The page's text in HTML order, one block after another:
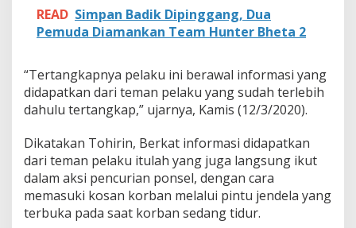
a
n
m
b
a
M
a
s
u
B
READ Simpan Badik Dipinggang, Dua
Pemuda Diamankan Team Hunter Bheta 2
“Tertangkapnya pelaku ini berawal informasi yang
didapatkan dari teman pelaku yang sudah terlebih
dahulu tertangkap,” ujarnya, Kamis (12/3/2020).
Dikatakan Tohirin, Berkat informasi didapatkan
dari teman pelaku itulah yang juga langsung ikut
dalam aksi pencurian ponsel, dengan cara
memasuki kosan korban melalui pintu jendela yang
terbuka pada saat korban sedang tidur.